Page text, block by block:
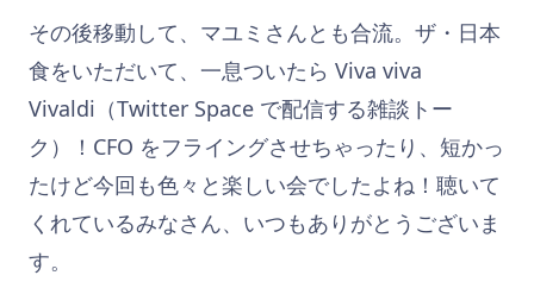
その後移動して、マユミさんとも合流。ザ・日本
食をいただいて、一息ついたら Viva viva
Vivaldi（Twitter Space で配信する雑談トー
ク）！CFO をフライングさせちゃったり、短かっ
たけど今回も色々と楽しい会でしたよね！聴いて
くれているみなさん、いつもありがとうございま
す。